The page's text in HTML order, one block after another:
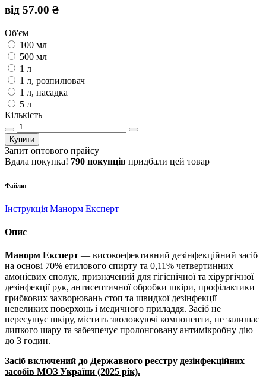
від 57.00 ₴
Об'єм
100 мл
500 мл
1 л
1 л, розпилювач
1 л, насадка
5 л
Кількість
Купити
Запит оптового прайсу
Вдала покупка! 790 покупців придбали цей товар
Файли:
Інструкція Манорм Експерт
Опис
Манорм Експерт — високоефективний дезінфекційний засіб
на основі 70% етилового спирту та 0,11% четвертинних
амонієвих сполук, призначений для гігієнічної та хірургічної
дезінфекції рук, антисептичної обробки шкіри, профілактики
грибкових захворювань стоп та швидкої дезінфекції
невеликих поверхонь і медичного приладдя. Засіб не
пересушує шкіру, містить зволожуючі компоненти, не залишає
липкого шару та забезпечує пролонговану антимікробну дію
до 3 годин.
Засіб включений до Державного реєстру дезінфекційних
засобів МОЗ України (2025 рік).